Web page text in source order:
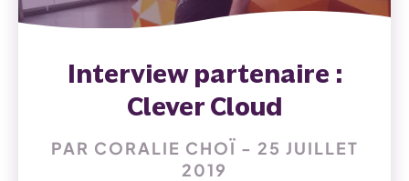
Interview partenaire :
Clever Cloud
PAR CORALIE CHOÏ - 25 JUILLET
2019